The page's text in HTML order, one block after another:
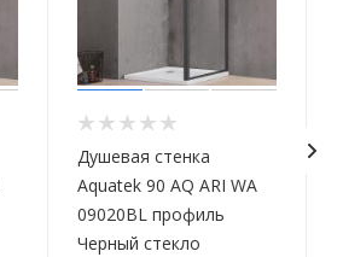
Душевая стенка
Aquatek 90 AQ ARI WA
09020BL профиль
Черный стекло